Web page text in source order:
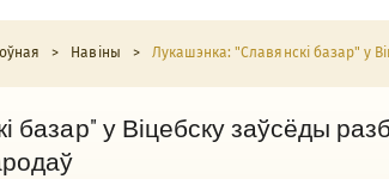
> Навіны > Лукашэнка: "Славянскі базар" у
базар" у Віцебску заўсёды